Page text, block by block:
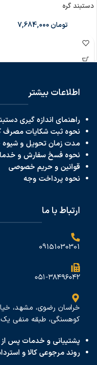
دستبند گره
تومان
اطلاعات بیشتر
راهنمای اندازه گیری
نحوه ثبت شکایات مصرف
مدت زمان تحویل و
نحوه فسخ سفارش و
قوانین و حریم خصوصی
نحوه پرداخت وجه
ارتباط با ما
09151030301
۰۵۱-۳۸۴۹۶۰۴۲
کوهسنگی، طبقه منفی یک،
پشتیبانی و خدمات پس
روند مرجوعی کالا و